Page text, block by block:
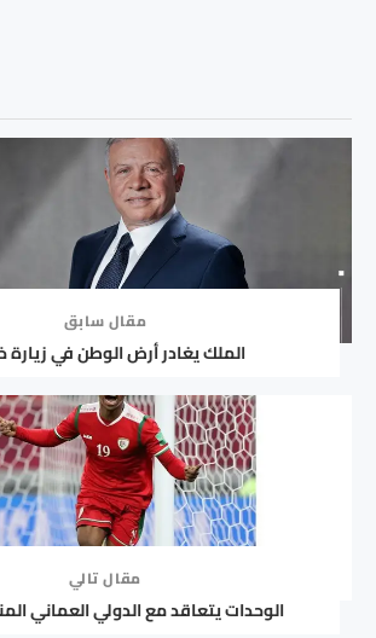
مقال سابق
الملك يغادر أرض الوطن في
مقال تالي
الوحدات يتعاقد مع الدولي العماني